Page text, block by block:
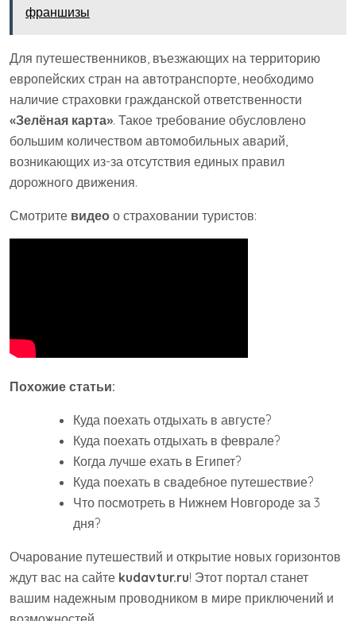
франшизы
Для путешественников, въезжающих на территорию
европейских стран на автотранспорте, необходимо
наличие страховки гражданской ответственности
«Зелёная карта». Такое требование обусловлено
большим количеством автомобильных аварий,
возникающих из-за отсутствия единых правил
дорожного движения.
Смотрите видео о страховании туристов:
Похожие статьи:
Куда поехать отдыхать в августе?
Куда поехать отдыхать в феврале?
Когда лучше ехать в Египет?
Куда поехать в свадебное путешествие?
Что посмотреть в Нижнем Новгороде за 3
дня?
Очарование путешествий и открытие новых горизонтов
ждут вас на сайте kudavtur.ru! Этот портал станет
вашим надежным проводником в мире приключений и